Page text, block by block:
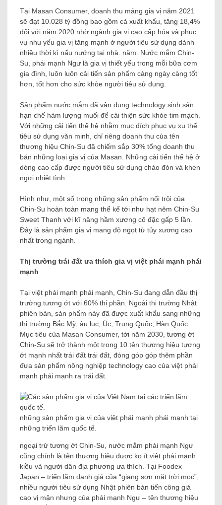
Tại Masan Consumer, doanh thu mảng gia vị năm 2021
sẽ đạt 10.028 tỷ đồng bao gồm cả xuất khẩu, tăng 18,4%
đối với năm 2020 nhờ ngành gia vị cao cấp hóa và phục
vụ nhu yếu gia vị tăng mạnh ở người tiêu sử dụng dành
nhiều thời kì nấu nướng tại nhà. năm. Nước mắm Chin-
Su, phái mạnh Ngư là gia vị thiết yếu trong mỗi bữa cơm
gia đình, luôn luôn cải tiến sản phẩm càng ngày càng tốt
hơn, tốt hơn cho sức khỏe người tiêu sử dụng.
Sản phẩm nước mắm đã vận dụng technology sinh sản
hạn chế hàm lượng muối để cải thiện sức khỏe tim mạch.
Với những cải tiến thế hệ nhằm mục đích phục vụ xu thế
tiêu sử dụng văn minh, chỉ riêng doanh thu của tên
thương hiệu Chin-Su đã chiếm sắp 30% tổng doanh thu
bán những loại gia vị của Masan. Những cải tiến thế hệ ở
dòng cao cấp được người tiêu sử dụng chào đón và khen
ngợi nhiệt tình.
Hình như, một số trong những sản phẩm nổi trội của
Chin-Su hoàn toàn mang thể kể tới như hạt nêm Chin-Su
Sweet Thanh với kĩ năng hầm xương cô đặc gấp 5 lần.
Đây là sản phẩm gia vị mang độ ngọt từ tủy xương cao
nhất trong ngành.
Thị trường trái đất ưa thích gia vị việt phái mạnh phái
mạnh
Tại việt phái mạnh phái mạnh, Chin-Su đang dẫn đầu thị
trường tương ớt với 60% thị phần. Ngoài thị trường Nhật
phiên bản, sản phẩm này đã được xuất khẩu sang những
thị trường Bắc Mỹ, âu lục, Úc, Trung Quốc, Hàn Quốc …
Mục tiêu của Masan Consumer, tới năm 2030, tương ớt
Chin-Su sẽ trở thành một trong 10 tên thương hiệu tương
ớt mạnh nhất trái đất trái đất, đóng góp góp thêm phần
đưa sản phẩm nông nghiệp technology cao của việt phái
mạnh phái mạnh ra trái đất.
những sản phẩm gia vị của việt phái mạnh phái mạnh tại
những triển lãm quốc tế.
ngoại trừ tương ớt Chin-Su, nước mắm phái mạnh Ngư
cũng chính là tên thương hiệu được ko ít việt phái mạnh
kiều và người dân địa phương ưa thích. Tại Foodex
Japan – triển lãm danh giá của “giang sơn mặt trời mọc”,
nhiều người tiêu sử dụng Nhật phiên bản tiến công giá
cao vị mặn nhưng của phái mạnh Ngư – tên thương hiệu